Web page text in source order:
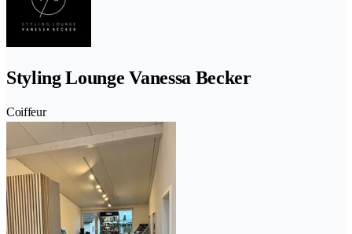
Styling Lounge Vanessa Becker
Coiffeur